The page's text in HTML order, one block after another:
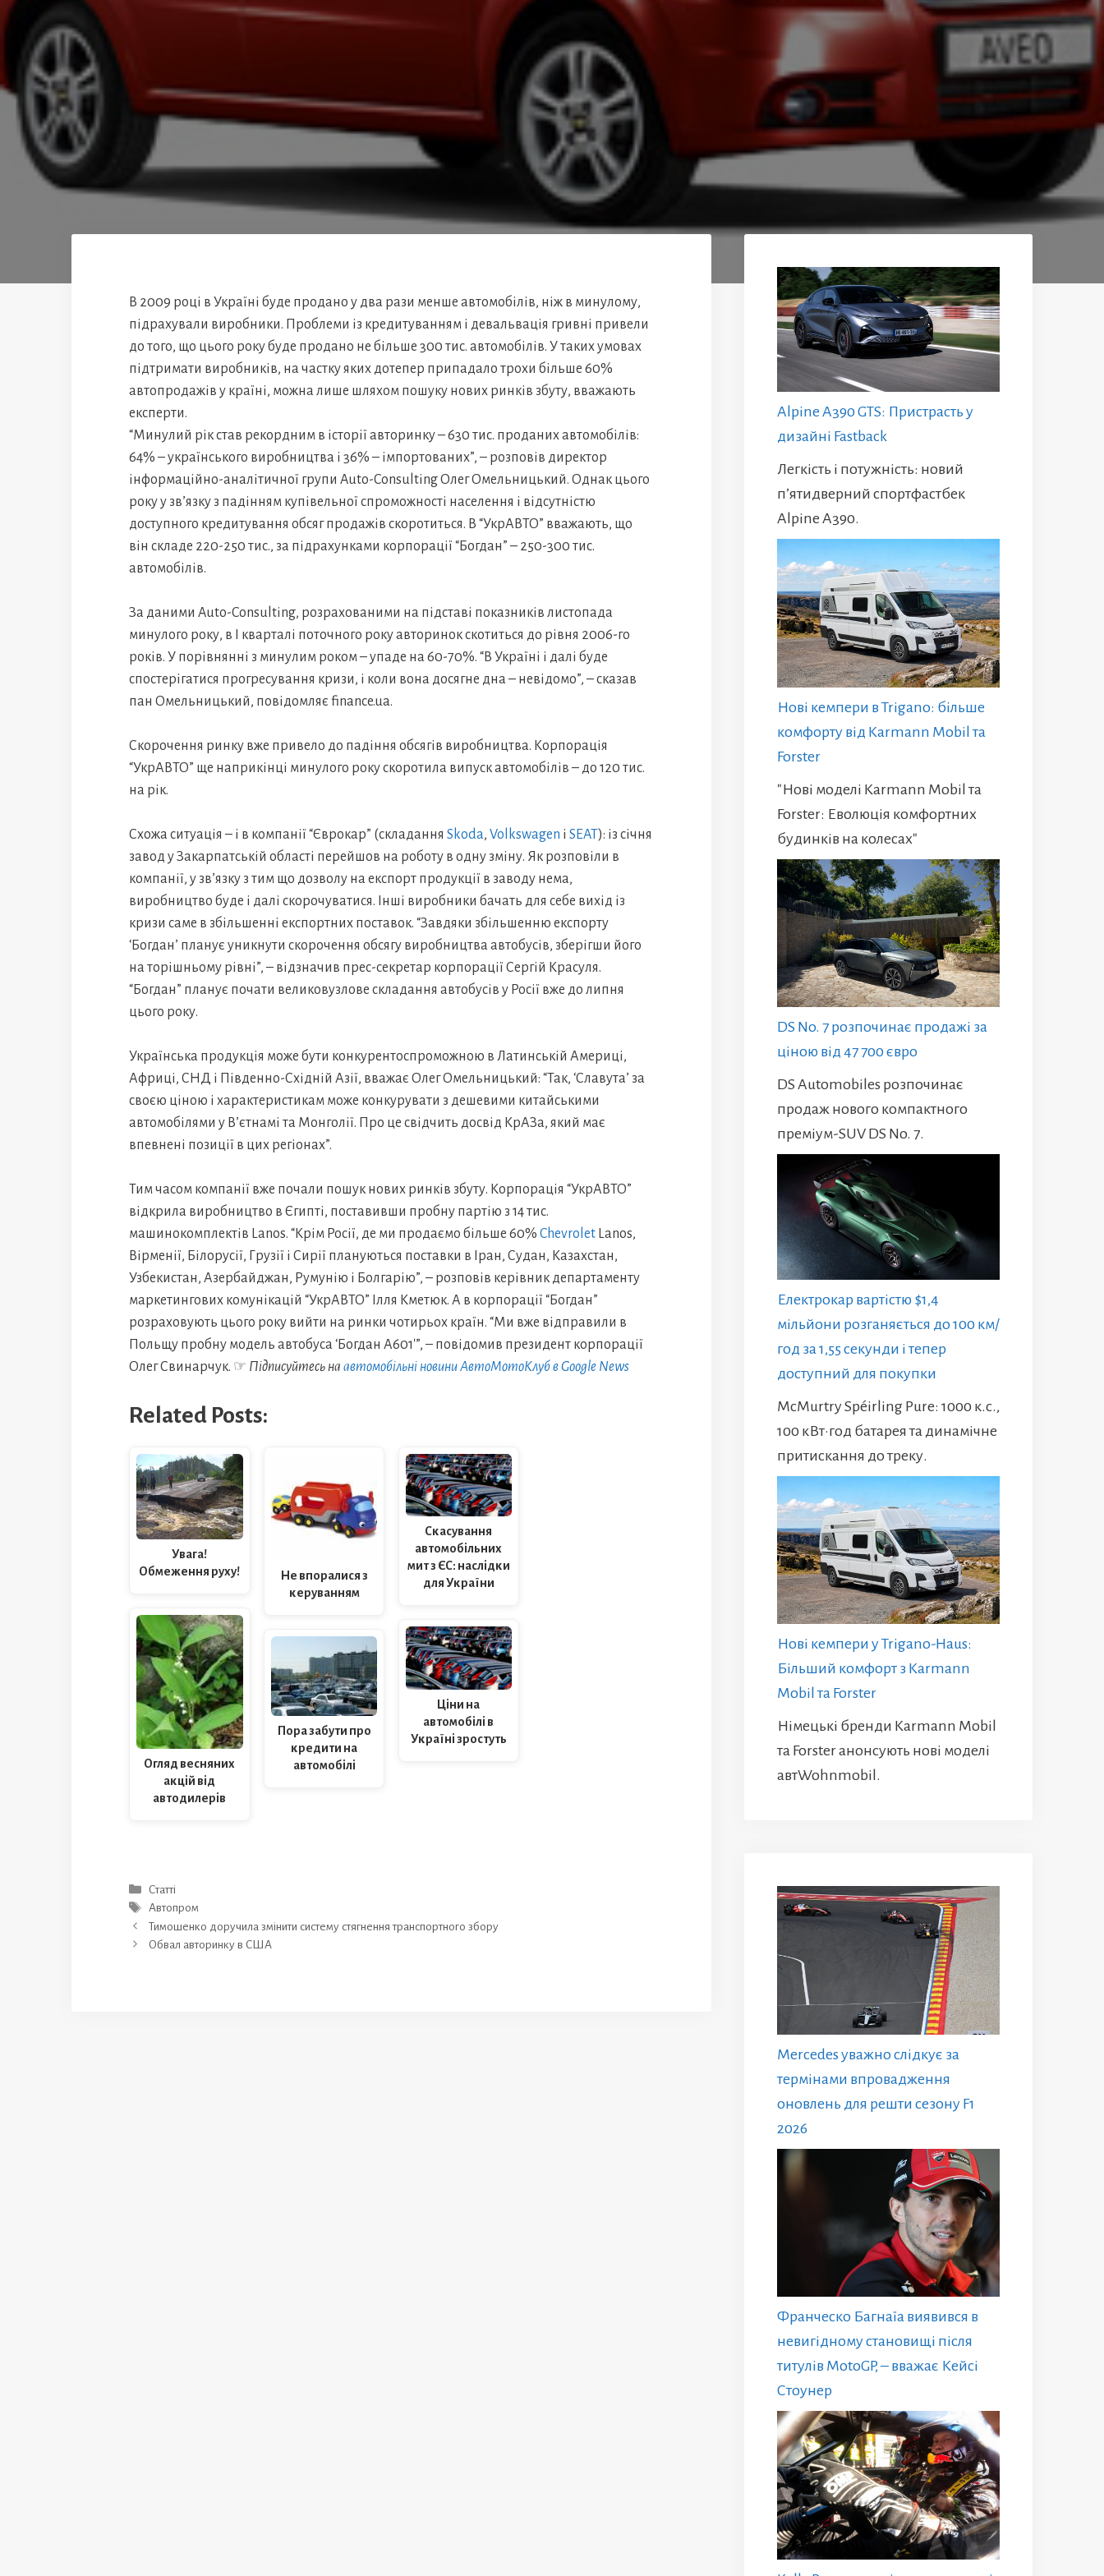
В 2009 році в Україні буде продано у два рази менше автомобілів, ніж в минулому,
підрахували виробники. Проблеми із кредитуванням і девальвація гривні привели
до того, що цього року буде продано не більше 300 тис. автомобілів. У таких умовах
підтримати виробників, на частку яких дотепер припадало трохи більше 60%
автопродажів у країні, можна лише шляхом пошуку нових ринків збуту, вважають
експерти.
“Минулий рік став рекордним в історії авторинку – 630 тис. проданих автомобілів:
64% – українського виробництва і 36% – імпортованих”, – розповів директор
інформаційно-аналітичної групи Auto-Consulting Олег Омельницький. Однак цього
року у зв’язку з падінням купівельної спроможності населення і відсутністю
доступного кредитування обсяг продажів скоротиться. В “УкрАВТО” вважають, що
він складе 220-250 тис., за підрахунками корпорації “Богдан” – 250-300 тис.
автомобілів.
За даними Auto-Consulting, розрахованими на підставі показників листопада
минулого року, в I кварталі поточного року авторинок скотиться до рівня 2006-го
років. У порівнянні з минулим роком – упаде на 60-70%. “В Україні і далі буде
спостерігатися прогресування кризи, і коли вона досягне дна – невідомо”, – сказав
пан Омельницький, повідомляє finance.ua.
Скорочення ринку вже привело до падіння обсягів виробництва. Корпорація
“УкрАВТО” ще наприкінці минулого року скоротила випуск автомобілів – до 120 тис.
на рік.
Схожа ситуація – і в компанії “Єврокар” (складання Skoda, Volkswagen і SEAT): із січня
завод у Закарпатській області перейшов на роботу в одну зміну. Як розповіли в
компанії, у зв’язку з тим що дозволу на експорт продукції в заводу нема,
виробництво буде і далі скорочуватися. Інші виробники бачать для себе вихід із
кризи саме в збільшенні експортних поставок. “Завдяки збільшенню експорту
‘Богдан’ планує уникнути скорочення обсягу виробництва автобусів, зберігши його
на торішньому рівні”, – відзначив прес-секретар корпорації Сергій Красуля.
“Богдан” планує почати великовузлове складання автобусів у Росії вже до липня
цього року.
Українська продукція може бути конкурентоспроможною в Латинській Америці,
Африці, СНД і Південно-Східній Азії, вважає Олег Омельницький: “Так, ‘Славута’ за
своєю ціною і характеристикам може конкурувати з дешевими китайськими
автомобілями у В’єтнамі та Монголії. Про це свідчить досвід КрАЗа, який має
впевнені позиції в цих регіонах”.
Тим часом компанії вже почали пошук нових ринків збуту. Корпорація “УкрАВТО”
відкрила виробництво в Єгипті, поставивши пробну партію з 14 тис.
машинокомплектів Lanos. “Крім Росії, де ми продаємо більше 60% Chevrolet Lanos,
Вірменії, Білорусії, Грузії і Сирії плануються поставки в Іран, Судан, Казахстан,
Узбекистан, Азербайджан, Румунію і Болгарію”, – розповів керівник департаменту
маркетингових комунікацій “УкрАВТО” Ілля Кметюк. А в корпорації “Богдан”
розраховують цього року вийти на ринки чотирьох країн. “Ми вже відправили в
Польщу пробну модель автобуса ‘Богдан А601′”, – повідомив президент корпорації
Олег Свинарчук. ☞ Підписуйтесь на автомобільні новини АвтоМотоКлуб в Google News
Related Posts:
Увага!
Обмеження руху!
Огляд весняних
акцій від
автодилерів
Не впоралися з
керуванням
Пора забути про
кредити на
автомобілі
Скасування
автомобільних
мит з ЄС: наслідки
для України
Ціни на
автомобілі в
Україні зростуть
Категорії
Статті
Позначки
Автопром
Тимошенко доручила змінити систему стягнення транспортного збору
Обвал авторинку в США
Alpine A390 GTS: Пристрасть у
дизайні Fastback
Легкість і потужність: новий
п’ятидверний спортфастбек
Alpine A390.
Нові кемпери в Trigano: більше
комфорту від Karmann Mobil та
Forster
"Нові моделі Karmann Mobil та
Forster: Еволюція комфортних
будинків на колесах"
DS No. 7 розпочинає продажі за
ціною від 47 700 євро
DS Automobiles розпочинає
продаж нового компактного
преміум-SUV DS No. 7.
Електрокар вартістю $1,4
мільйони розганяється до 100 км/
год за 1,55 секунди і тепер
доступний для покупки
McMurtry Spéirling Pure: 1000 к.с.,
100 кВт·год батарея та динамічне
притискання до треку.
Нові кемпери у Trigano-Haus:
Більший комфорт з Karmann
Mobil та Forster
Німецькі бренди Karmann Mobil
та Forster анонсують нові моделі
автWohnmobil.
Mercedes уважно слідкує за
термінами впровадження
оновлень для решти сезону F1
2026
Франческо Багнаїа виявився в
невигідному становищі після
титулів MotoGP, – вважає Кейсі
Стоунер